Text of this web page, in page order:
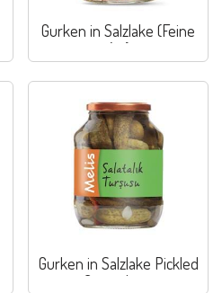
Gurken in Salzlake (Feine
Art)
Gurken in Salzlake Pickled
Cucumbers